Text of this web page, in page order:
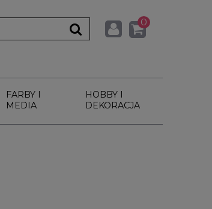
0
FARBY I
MEDIA
HOBBY I
DEKORACJA